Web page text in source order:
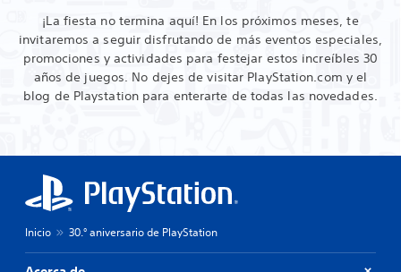
¡La fiesta no termina aquí! En los próximos meses, te
invitaremos a seguir disfrutando de más eventos especiales,
promociones y actividades para festejar estos increíbles 30
años de juegos. No dejes de visitar PlayStation.com y el
blog de Playstation para enterarte de todas las novedades.
Inicio 30.° aniversario de PlayStation